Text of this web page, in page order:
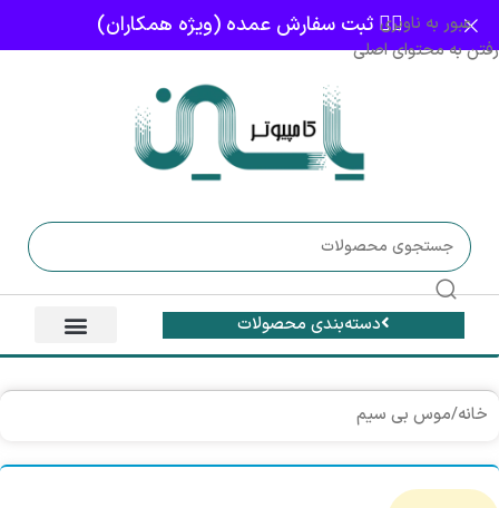
عبور به ناوبری
رفتن به محتوای اصلی
👈🏻 ثبت سفارش عمده (ویژه همکاران)
دسته‌بندی محصولات
خانه/موس بی سیم